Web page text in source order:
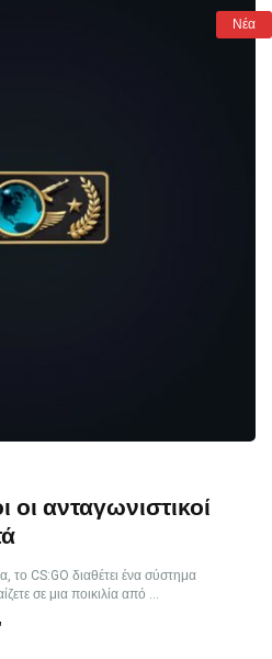
Νέα
οι ανταγωνιστικοί
το CS:GO διαθέτει ένα σύστημα
σε μια ποικιλία από ...